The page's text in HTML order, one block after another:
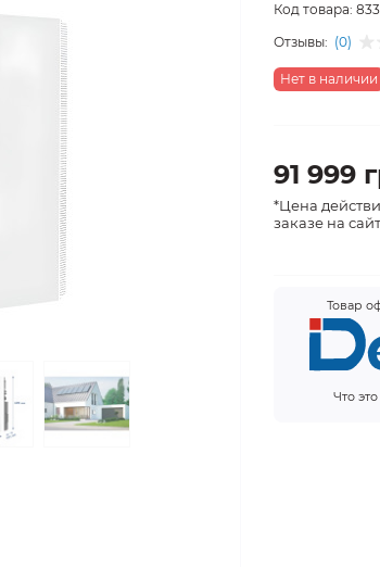
Код товара:
Отзывы: (0)
Нет в наличии
91 999
*Цена
заказе на
Товар
Что